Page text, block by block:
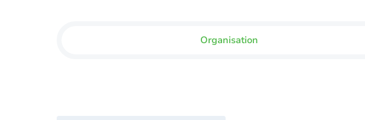
Organisation